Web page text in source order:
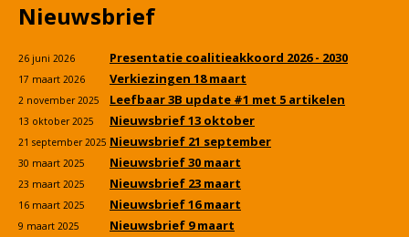
Nieuwsbrief
26 juni 2026 Presentatie coalitieakkoord 2026 - 2030
17 maart 2026 Verkiezingen 18 maart
2 november 2025 Leefbaar 3B update #1 met 5 artikelen
13 oktober 2025 Nieuwsbrief 13 oktober
21 september 2025 Nieuwsbrief 21 september
30 maart 2025 Nieuwsbrief 30 maart
23 maart 2025 Nieuwsbrief 23 maart
16 maart 2025 Nieuwsbrief 16 maart
9 maart 2025 Nieuwsbrief 9 maart